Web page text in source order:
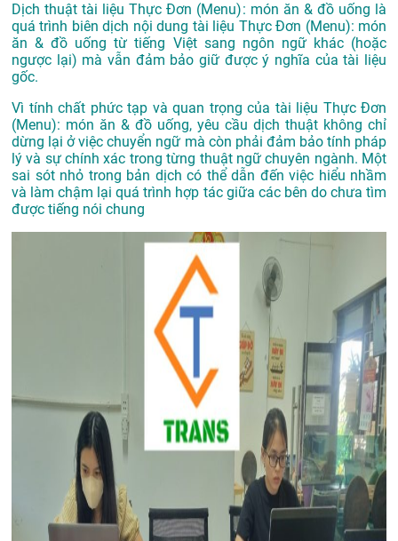
Dịch thuật tài liệu Thực Đơn (Menu): món ăn & đồ uống là
quá trình biên dịch nội dung tài liệu Thực Đơn (Menu): món
ăn & đồ uống từ tiếng Việt sang ngôn ngữ khác (hoặc
ngược lại) mà vẫn đảm bảo giữ được ý nghĩa của tài liệu
gốc.
Vì tính chất phức tạp và quan trọng của tài liệu Thực Đơn
(Menu): món ăn & đồ uống, yêu cầu dịch thuật không chỉ
dừng lại ở việc chuyển ngữ mà còn phải đảm bảo tính pháp
lý và sự chính xác trong từng thuật ngữ chuyên ngành. Một
sai sót nhỏ trong bản dịch có thể dẫn đến việc hiểu nhầm
và làm chậm lại quá trình hợp tác giữa các bên do chưa tìm
được tiếng nói chung